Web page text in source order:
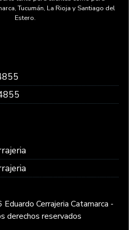
Tucumán, La Rioja y Santiago del
Estero.
Cerrajeria Catamarca -
derechos reservados